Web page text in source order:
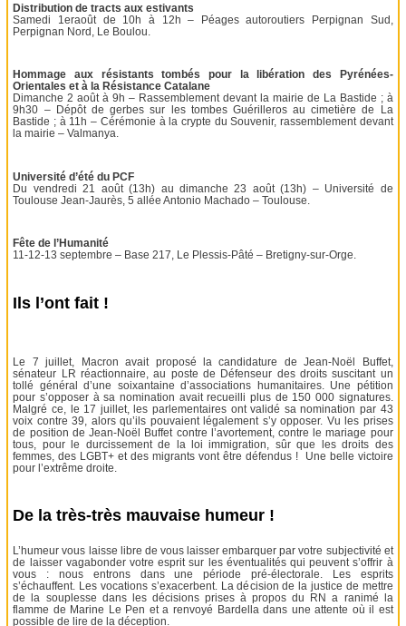
Distribution de tracts aux estivants
Samedi 1eraoût de 10h à 12h – Péages autoroutiers Perpignan Sud,
Perpignan Nord, Le Boulou.
Hommage aux résistants tombés pour la libération des Pyrénées-
Orientales et à la Résistance Catalane
Dimanche 2 août à 9h – Rassemblement devant la mairie de La Bastide ; à
9h30 – Dépôt de gerbes sur les tombes Guérilleros au cimetière de La
Bastide ; à 11h – Cérémonie à la crypte du Souvenir, rassemblement devant
la mairie – Valmanya.
Université d’été du PCF
Du vendredi 21 août (13h) au dimanche 23 août (13h) – Université de
Toulouse Jean-Jaurès, 5 allée Antonio Machado – Toulouse.
Fête de l’Humanité
11-12-13 septembre – Base 217, Le Plessis-Pâté – Bretigny-sur-Orge.
Ils l’ont fait !
Le 7 juillet, Macron avait proposé la candidature de Jean-Noël Buffet,
sénateur LR réactionnaire, au poste de Défenseur des droits suscitant un
tollé général d’une soixantaine d’associations humanitaires. Une pétition
pour s’opposer à sa nomination avait recueilli plus de 150 000 signatures.
Malgré ce, le 17 juillet, les parlementaires ont validé sa nomination par 43
voix contre 39, alors qu’ils pouvaient légalement s’y opposer. Vu les prises
de position de Jean-Noël Buffet contre l’avortement, contre le mariage pour
tous, pour le durcissement de la loi immigration, sûr que les droits des
femmes, des LGBT+ et des migrants vont être défendus ! Une belle victoire
pour l’extrême droite.
De la très-très mauvaise humeur !
L’humeur vous laisse libre de vous laisser embarquer par votre subjectivité et
de laisser vagabonder votre esprit sur les éventualités qui peuvent s’offrir à
vous : nous entrons dans une période pré-électorale. Les esprits
s’échauffent. Les vocations s’exacerbent. La décision de la justice de mettre
de la souplesse dans les décisions prises à propos du RN a ranimé la
flamme de Marine Le Pen et a renvoyé Bardella dans une attente où il est
possible de lire de la déception.